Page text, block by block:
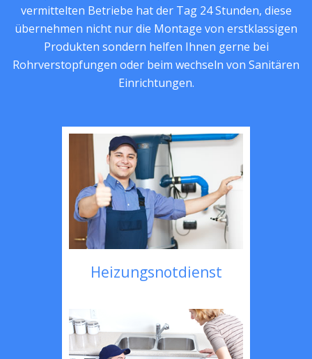
vermittelten Betriebe hat der Tag 24 Stunden, diese
übernehmen nicht nur die Montage von erstklassigen
Produkten sondern helfen Ihnen gerne bei
Rohrverstopfungen oder beim wechseln von Sanitären
Einrichtungen.
Heizungsnotdienst